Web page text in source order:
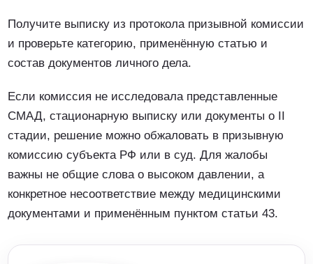
Получите выписку из протокола призывной комиссии
и проверьте категорию, применённую статью и
состав документов личного дела.
Если комиссия не исследовала представленные
СМАД, стационарную выписку или документы о II
стадии, решение можно обжаловать в призывную
комиссию субъекта РФ или в суд. Для жалобы
важны не общие слова о высоком давлении, а
конкретное несоответствие между медицинскими
документами и применённым пунктом статьи 43.